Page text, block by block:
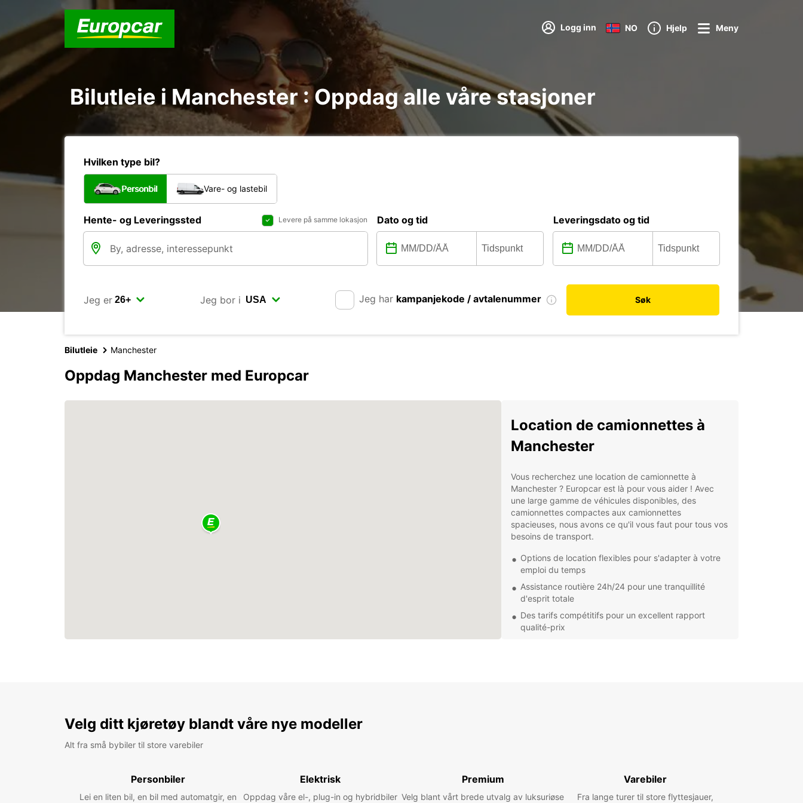
Logg inn NO Hjelp Meny
Bilutleie i Manchester : Oppdag alle våre stasjoner
Hvilken type bil?
Personbil Vare- og lastebil
Hente- og Leveringssted Levere på samme lokasjon Dato og tid Leveringsdato og tid
Jeg er Jeg bor i Jeg har kampanjekode / avtalenummer Søk
Bilutleie Manchester
Oppdag Manchester med Europcar
Location de camionnettes à
Manchester
Vous recherchez une location de camionnette à
Manchester ? Europcar est là pour vous aider ! Avec
une large gamme de véhicules disponibles, des
camionnettes compactes aux camionnettes
spacieuses, nous avons ce qu'il vous faut pour tous vos
besoins de transport.
Options de location flexibles pour s'adapter à votre
emploi du temps
Assistance routière 24h/24 pour une tranquillité
d'esprit totale
Des tarifs compétitifs pour un excellent rapport
qualité-prix
Velg ditt kjøretøy blandt våre nye modeller
Alt fra små bybiler til store varebiler
Personbiler
Lei en liten bil, en bil med automatgir, en
Elektrisk
Oppdag våre el-, plug-in og hybridbiler
Premium
Velg blant vårt brede utvalg av luksuriøse
Varebiler
Fra lange turer til store flyttesjauer,